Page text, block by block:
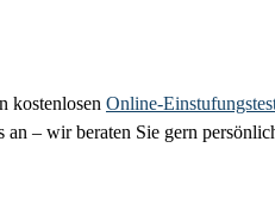
kostenlosen Online-
an – wir beraten Sie gern